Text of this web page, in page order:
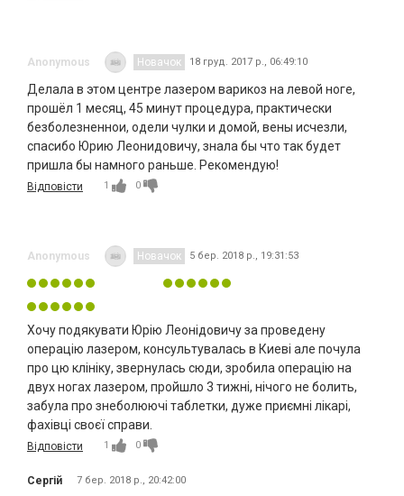
Anonymous Новачок 18 груд. 2017 р., 06:49:10
Делала в этом центре лазером варикоз на левой ноге,
прошёл 1 месяц, 45 минут процедура, практически
безболезненнои, одели чулки и домой, вены исчезли,
спасибо Юрию Леонидовичу, знала бы что так будет
пришла бы намного раньше. Рекомендую!
Відповісти 1 0
Anonymous Новачок 5 бер. 2018 р., 19:31:53
Хочу подякувати Юрію Леонідовичу за проведену
операцію лазером, консультувалась в Киеві але почула
про цю клініку, звернулась сюди, зробила операцію на
двух ногах лазером, пройшло 3 тижні, нічого не болить,
забула про знеболюючі таблетки, дуже приємні лікарі,
фахівці своєї справи.
Відповісти 1 0
Сергій 7 бер. 2018 р., 20:42:00